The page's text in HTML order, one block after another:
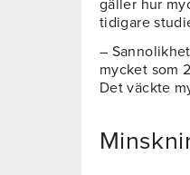
gäller hur
tidigare
–
mycket som
Det väckte